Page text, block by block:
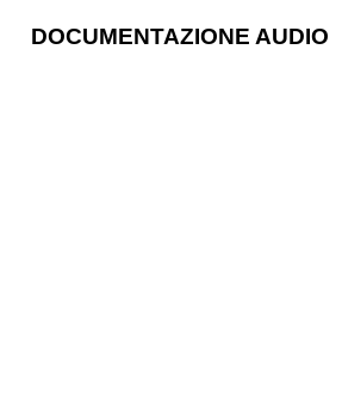
DOCUMENTAZIONE AUDIO